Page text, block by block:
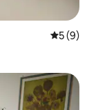
平均评分
5 (9)